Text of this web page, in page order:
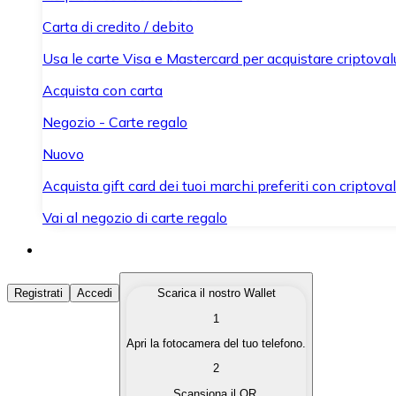
Carta di credito / debito
Usa le carte Visa e Mastercard per acquistare
Acquista con carta
Negozio - Carte regalo
Nuovo
Acquista gift card dei tuoi marchi preferiti con
Vai al negozio di carte regalo
Acquista Criptovalute
Acquista le criptovalute che ti interessano in modo
Converti le tue criptovalute in valuta fiat quando ne hai
Registrati Accedi
Scarica il nostro Wallet
1
Apri la fotocamera del tuo telefono.
2